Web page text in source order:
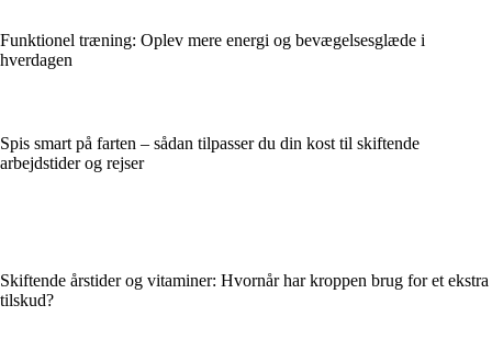
Funktionel træning: Oplev mere energi og bevægelsesglæde i
hverdagen
Spis smart på farten – sådan tilpasser du din kost til skiftende
arbejdstider og rejser
Skiftende årstider og vitaminer: Hvornår har kroppen brug for et ekstra
tilskud?